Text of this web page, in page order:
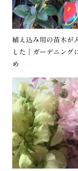
植え込み用の苗木が
した｜ガーデニング
め